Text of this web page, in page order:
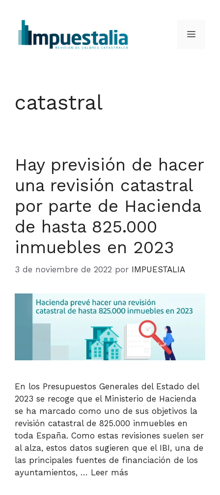
Saltar
contenido
Menú
catastral
Hay previsión de hacer
una revisión catastral
por parte de Hacienda
de hasta 825.000
inmuebles en 2023
3 de noviembre de 2022 por IMPUESTALIA
En los Presupuestos Generales del Estado del
2023 se recoge que el Ministerio de Hacienda
se ha marcado como uno de sus objetivos la
revisión catastral de 825.000 inmuebles en
toda España. Como estas revisiones suelen ser
al alza, estos datos sugieren que el IBI, una de
las principales fuentes de financiación de los
ayuntamientos, … Leer más